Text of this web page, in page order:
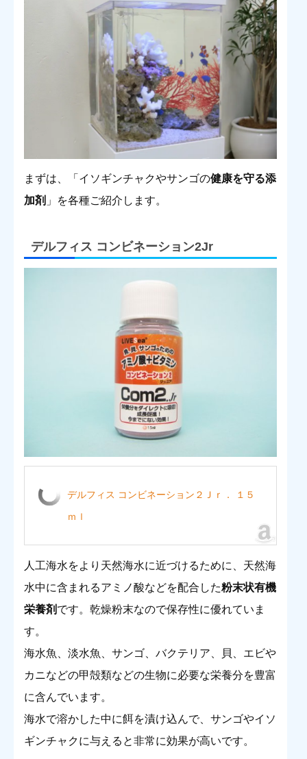
まずは、「イソギンチャクやサンゴの健康を守る添
加剤 」を各種ご紹介します。
デルフィス コンビネーション2Jr
デルフィス コンビネーション２Ｊｒ． １５
ｍｌ
人工海水をより天然海水に近づけるために、天然海
水中に含まれるアミノ酸などを配合した粉末状有機
栄養剤 です。乾燥粉末なので保存性に優れていま
す。
海水魚、淡水魚、サンゴ、バクテリア、貝、エビや
カニなどの甲殻類などの生物に必要な栄養分を豊富
に含んでいます。
海水で溶かした中に餌を漬け込んで、サンゴやイソ
ギンチャクに与えると非常に効果が高いです。